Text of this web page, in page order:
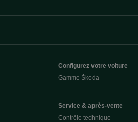
Configurez votre voiture
Gamme Škoda
Service & après-vente
Contrôle technique